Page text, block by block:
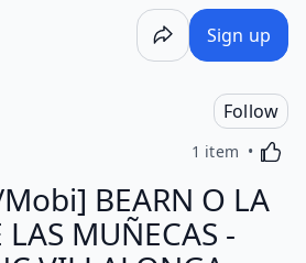
Sign up
Follow
1 item
BEARN O LA
LAS MUÑECAS -